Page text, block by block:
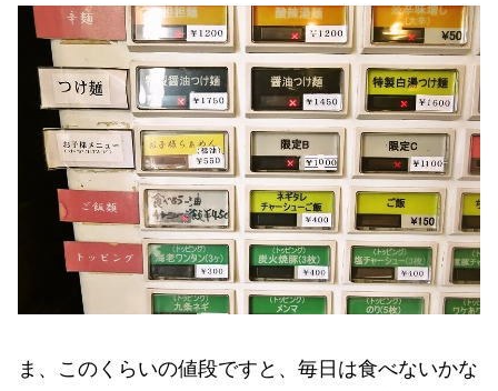
ま、このくらいの値段ですと、毎日は食べないかな